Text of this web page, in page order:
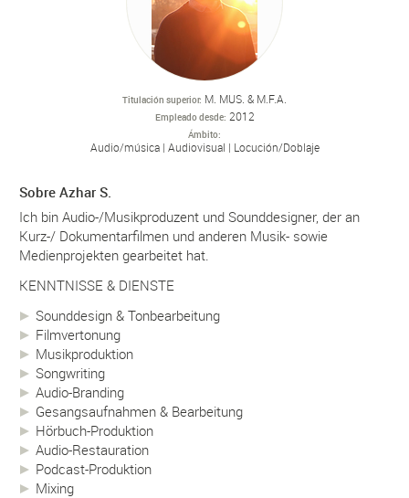
Titulación superior M. MUS. & M.F.A.
Empleado desde 2012
Ámbito
Audio/música Audiovisual Locución/Doblaje
Sobre Azhar S.
Ich bin Audio-/Musikproduzent und Sounddesigner, der an
Kurz-/ Dokumentarfilmen und anderen Musik- sowie
Medienprojekten gearbeitet hat.
KENNTNISSE & DIENSTE
Sounddesign & Tonbearbeitung
Filmvertonung
Musikproduktion
Songwriting
Audio-Branding
Gesangsaufnahmen & Bearbeitung
Hörbuch-Produktion
Audio-Restauration
Podcast-Produktion
Mixing